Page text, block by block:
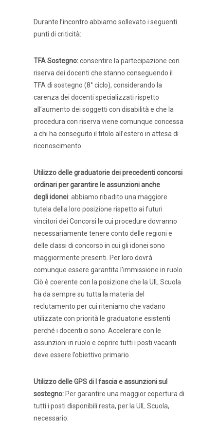
Durante l’incontro abbiamo sollevato i seguenti
punti di criticità:
TFA Sostegno:consentire la partecipazione con
riserva dei docenti che stanno conseguendo il
TFA di sostegno (8° ciclo), considerando la
carenza dei docenti specializzati rispetto
all’aumento dei soggetti con disabilità e che la
procedura con riserva viene comunque concessa
a chi ha conseguito il titolo all’estero in attesa di
riconoscimento.
Utilizzo delle graduatorie dei precedenti concorsi
ordinari per garantire le assunzioni anche
degliidonei: abbiamo ribadito una maggiore
tutela della loro posizione rispetto ai futuri
vincitori dei Concorsi le cui procedure dovranno
necessariamente tenere conto delle regioni e
delle classi di concorso in cui gli idonei sono
maggiormente presenti. Per loro dovrà
comunque essere garantita l’immissione in ruolo.
Ciò è coerente con la posizione che la UIL Scuola
ha da sempre su tutta la materia del
reclutamento per cui riteniamo che vadano
utilizzate con priorità le graduatorie esistenti
perché i docenti ci sono. Accelerare con le
assunzioni in ruolo e coprire tutti i posti vacanti
deve essere l’obiettivo primario.
Utilizzo delle GPS di I fascia e assunzioni sul
sostegno: Per garantire una maggior copertura di
tutti i posti disponibili resta, per la UIL Scuola,
necessario: